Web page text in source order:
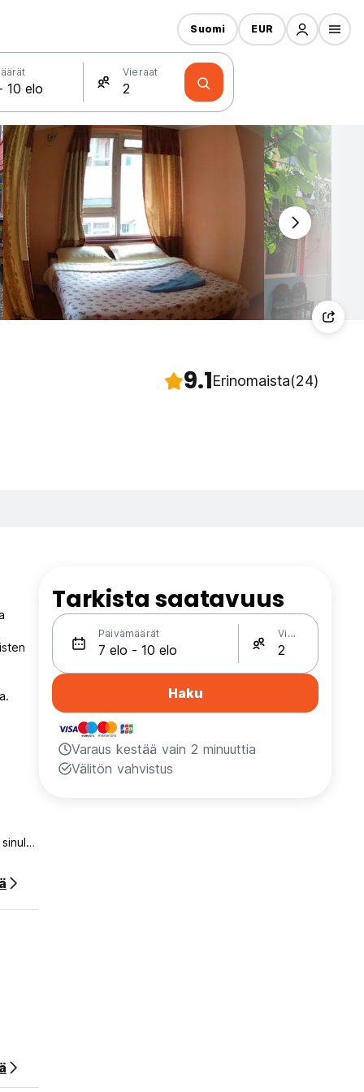
Vieraat
Suomi EUR
9.1Erinomaista(24)
Tarkista saatavuus
Päivämäärät Vieraat
Haku
Varaus kestää vain 2 minuuttia
Välitön vahvistus